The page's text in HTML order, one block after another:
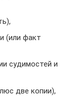
(или факт
судимостей и
две копии),